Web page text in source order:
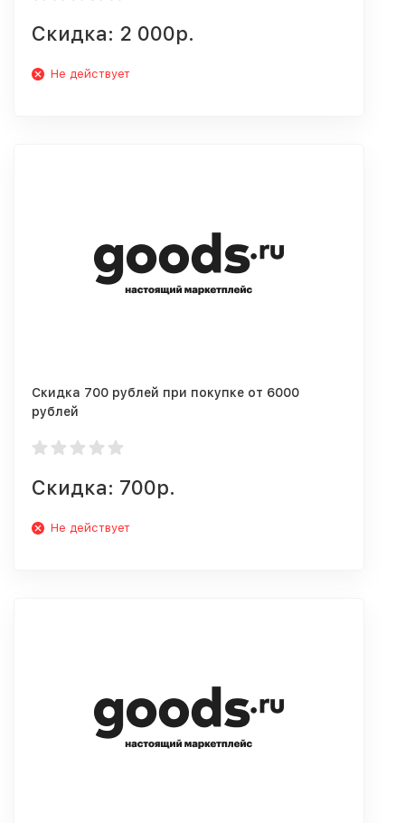
Скидка: 2 000р.
Не действует
Скидка 700 рублей при покупке от 6000
рублей
Скидка: 700р.
Не действует